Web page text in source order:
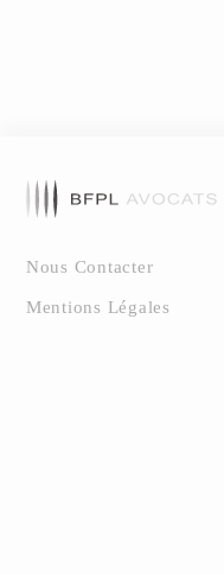
Nous Contacter
Mentions Légales